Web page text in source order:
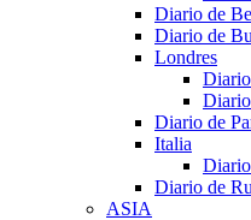
Diario de
Diario de
Londres
Diario de
Italia
Diario de
ASIA